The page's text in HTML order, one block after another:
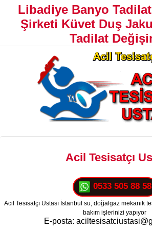
Libadiye Banyo
Şirketi Küvet Duş
Tadilat
Acil Tesisatçı
0533 505 88 58
Acil Tesisatçı Ustası İstanbul su, doğalgaz mekanik
bakım işlerinizi yapıyor
E-posta: